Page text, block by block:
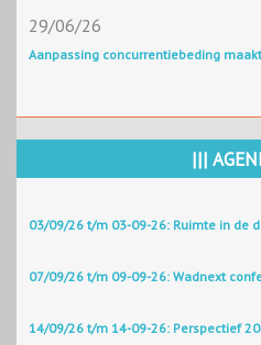
29/06/26
Aanpassing concurrentiebeding
|||
03/09/26 t/m 03-09-26: Ruimte in de
07/09/26 t/m 09-09-26: Wadnext
14/09/26 t/m 14-09-26: Perspectief